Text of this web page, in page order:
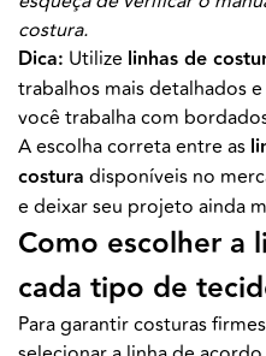
costura.
Dica: Utilize linhas de
trabalhos mais detalhados
você trabalha com
A escolha correta entre as
costura disponíveis no
e deixar seu projeto ainda
Como escolher a
cada tipo de
Para garantir costuras